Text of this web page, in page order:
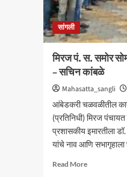
बिनविरोध
सांगली
मिरज पं. स. समोर
– सचिन कांबळे
Mahasatta_sangli
आंबेडकरी चळवळीतील
(प्रतिनिधी) मिरज
प्रशासकीय इमारतीला
यांचे नाव आणि
Read MoreRead